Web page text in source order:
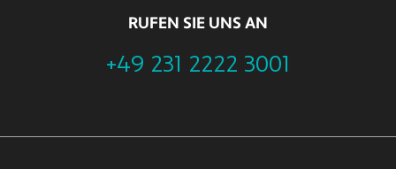
RUFEN SIE UNS AN
+49 231 2222 3001